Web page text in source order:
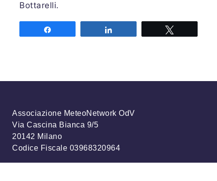
Bottarelli.
Associazione MeteoNetwork OdV
Via Cascina Bianca 9/5
20142 Milano
Codice Fiscale 03968320964